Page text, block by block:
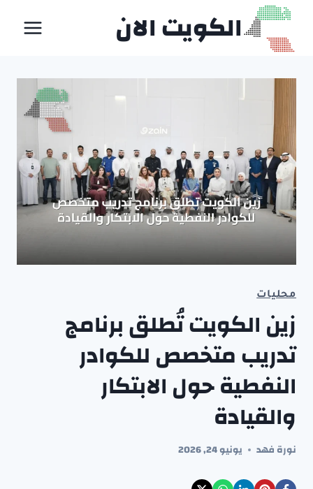
التجاوز
المحتوى
الكويت الان
محليات
زين الكويت تُطلق برنامج
تدريب متخصص للكوادر
النفطية حول الابتكار
والقيادة
نورة فهد يونيو 24, 2026